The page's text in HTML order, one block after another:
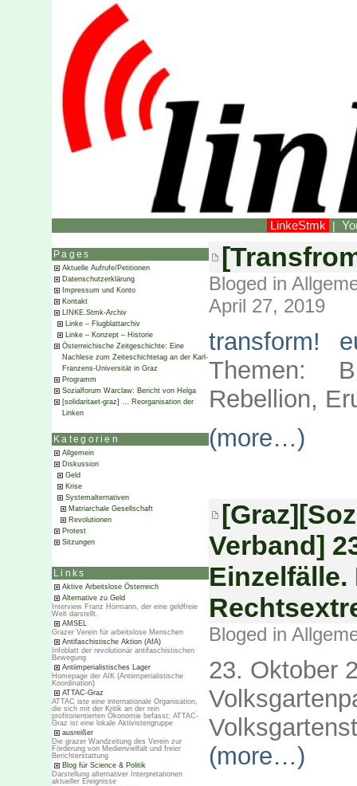
LinkeStmk |
Pages
Aktuelle Aufrufe/Petitionen
Datenschutzerklärung
Impressum und Konto
Kontakt
LINKE.Stmk-Archiv
Linke – Flugblattarchiv
Linke – Konzept – Historie
Österreichische Zeitgeschichte: Eine
Nachlese zum Zeiteschichtetag an der Karl-
Franzens-Universität in Graz
Programm
Sozialforum Warclaw: Bericht von Helga
[solidaritaet-graz] … Reorganisation der
Linken
Kategorien
Allgemein
Diskussion
Geld
Krise
Systemalternativen
Matriarchale Gesellschaft
Revolutionen
Protest
Sitzungen
Links
Aktive Arbeitslose Österreich
Alternative zu Geld
Interview Franz Hörmann, der eine geldfreie
Welt darstellt.
AMSEL
Grazer Verein für arbeitslose Menschen
Antifaschistische Aktion (AfA)
Infoblatt der revolutionär antifaschistischen
Bewegung
Antiimperialistisches Lager
Homepage der AIK (Antiimperialistische
Koordination)
ATTAC-Graz
ATTAC iste eine internationale Organisation,
die sich mit der Kritik an der rein
profitorientierten Ökonomie befasst; ATTAC-
Graz ist eine lokale Aktivistengruppe
ausreißer
Die grazer Wandzeitung des Verein zur
Förderung von Medienvielfalt und freier
Berichterstattung
Blog für Science & Politik
Darstellung alternativer Interpretationen
aktueller Ereignisse
Bloged in
April 27, 2019
transform!
Themen:
Rebellion,
(more…)
Verband]
Einzelfälle.
Bloged in
23. Oktober
(more…)